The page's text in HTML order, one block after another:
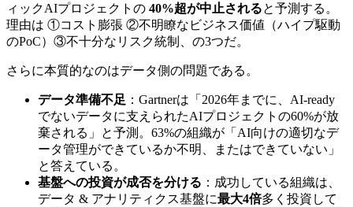
ィックAIプロジェクトの​ 40%超が中止されると​予測する。​
理由は​ ①コスト膨張 ②不明瞭な​ビジネス価値​（ハイプ駆動
の​PoC）​③不十分なリスク統制、の​3つだ。
さらに​本質的なのは​データ側の​問題である。
データ準備不足 ：Gartnerは​「2026年までに、​AI-ready
でない​データに​支えられた​AIプロジェクトの​60%が​放
棄される」と​予測。​63%の​組織が​「AI向けの​適切な​デ
ータ管理が​できているか​不明、​または​できていない」
と​答えている。
基盤への投資が成否を分ける ：成功している​組織は、​
データ & アナリティクス基盤に最大4倍多く​投資して